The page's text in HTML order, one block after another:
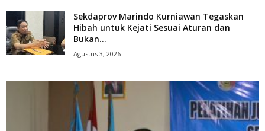
Sekdaprov Marindo Kurniawan Tegaskan
Hibah untuk Kejati Sesuai Aturan dan
Bukan...
Agustus 3, 2026